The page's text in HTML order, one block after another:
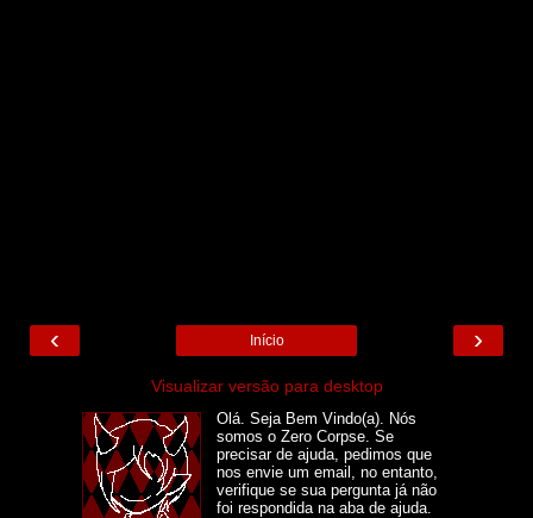
›
‹ Início
Visualizar versão para desktop
Olá. Seja Bem Vindo(a). Nós
somos o Zero Corpse. Se
precisar de ajuda, pedimos que
nos envie um email, no entanto,
verifique se sua pergunta já não
foi respondida na aba de ajuda.